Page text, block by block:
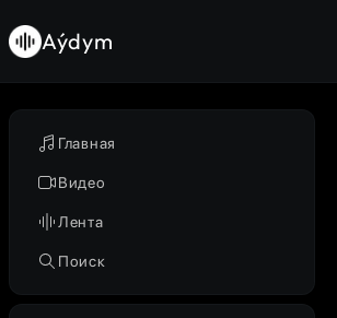
Главная
Видео
Лента
Поиск
Aýdym